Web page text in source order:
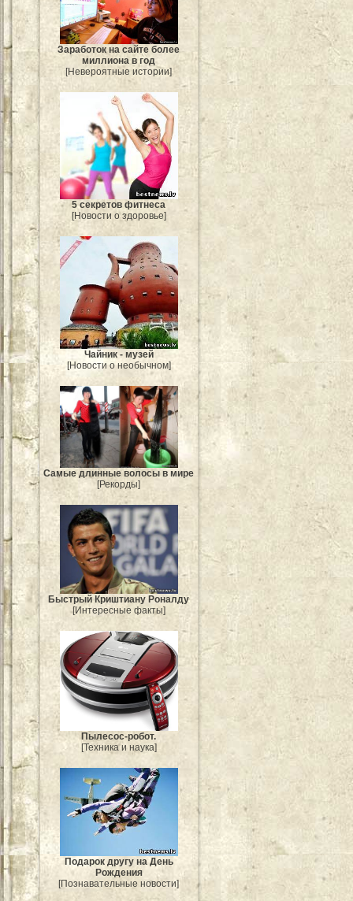
Заработок на сайте более
миллиона в год
[Невероятные истории]
5 секретов фитнеса
[Новости о здоровье]
Чайник - музей
[Новости о необычном]
Самые длинные волосы в мире
[Рекорды]
Быстрый Криштиану Роналду
[Интересные факты]
Пылесос-робот.
[Техника и наука]
Подарок другу на День
Рождения
[Познавательные новости]